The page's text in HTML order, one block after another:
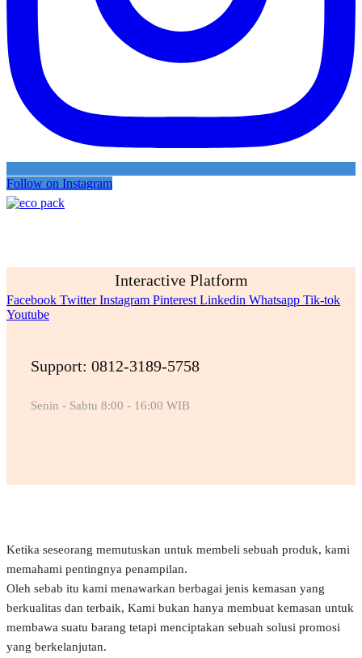
Follow on Instagram
Interactive Platform
Facebook Twitter Instagram Pinterest Linkedin Whatsapp Tik-tok
Youtube
Support: 0812-3189-5758
Senin - Sabtu 8:00 - 16:00 WIB
Ketika seseorang memutuskan untuk membeli sebuah produk, kami
memahami pentingnya penampilan.
Oleh sebab itu kami menawarkan berbagai jenis kemasan yang
berkualitas dan terbaik, Kami bukan hanya membuat kemasan untuk
membawa suatu barang tetapi menciptakan sebuah solusi promosi
yang berkelanjutan.